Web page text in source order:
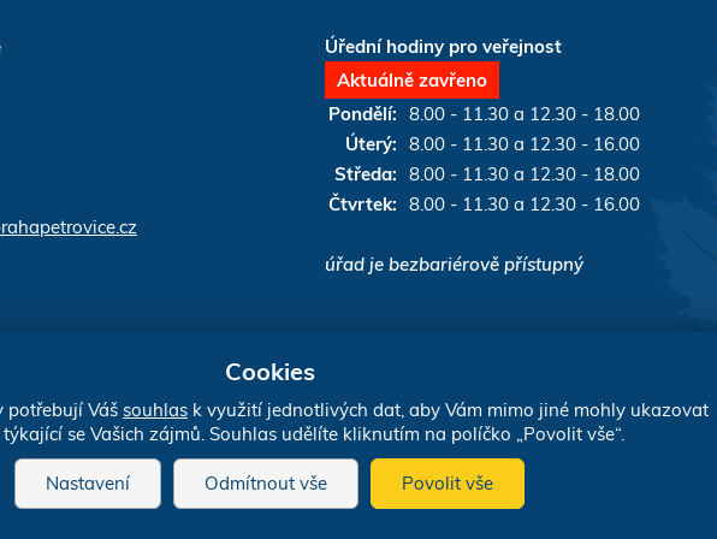
Úřední hodiny pro veřejnost
Aktuálně zavřeno
Pondělí: 8.00 - 11.30 a 12.30 - 18.00
Úterý: 8.00 - 11.30 a 12.30 - 16.00
Středa: 8.00 - 11.30 a 12.30 - 18.00
Čtvrtek: 8.00 - 11.30 a 12.30 - 16.00
úřad je bezbariérově přístupný
Vytvořil:
Cookies
potřebují Váš souhlas k využití jednotlivých dat, aby Vám mimo jiné mohly ukazovat
se Vašich zájmů. Souhlas udělíte kliknutím na políčko „Povolit vše“.
Nastavení Odmítnout vše Povolit vše